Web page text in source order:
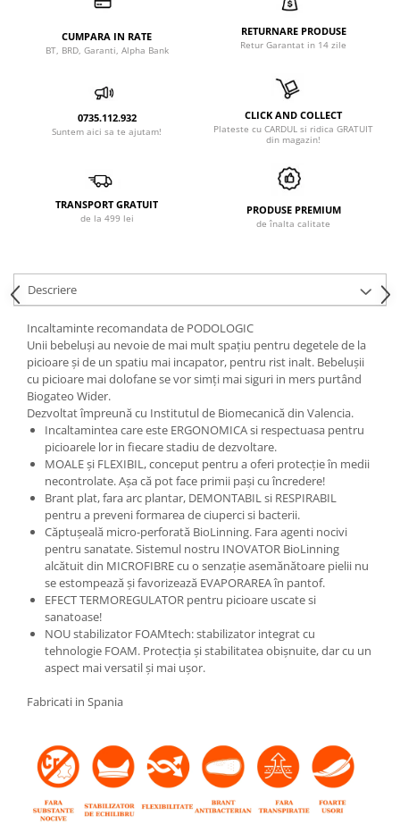
CUMPARA IN RATE
BT, BRD, Garanti, Alpha Bank
RETURNARE PRODUSE
Retur Garantat in 14 zile
0735.112.932
Suntem aici sa te ajutam!
CLICK AND COLLECT
Plateste cu CARDUL si ridica GRATUIT
din magazin!
TRANSPORT GRATUIT
de la 499 lei
PRODUSE PREMIUM
de înalta calitate
Descriere
Incaltaminte recomandata de PODOLOGIC
Unii bebeluși au nevoie de mai mult spațiu pentru degetele de la
picioare și de un spatiu mai incapator, pentru rist inalt. Bebelușii
cu picioare mai dolofane se vor simți mai siguri in mers purtând
Biogateo Wider.
Dezvoltat împreună cu Institutul de Biomecanică din Valencia.
Incaltamintea care este ERGONOMICA si respectuasa pentru
picioarele lor in fiecare stadiu de dezvoltare.
MOALE și FLEXIBIL, conceput pentru a oferi protecție în medii
necontrolate. Așa că pot face primii pași cu încredere!
Brant plat, fara arc plantar, DEMONTABIL si RESPIRABIL
pentru a preveni formarea de ciuperci si bacterii.
Căptușeală micro-perforată BioLinning. Fara agenti nocivi
pentru sanatate. Sistemul nostru INOVATOR BioLinning
alcătuit din MICROFIBRE cu o senzație asemănătoare pielii nu
se estompează și favorizează EVAPORAREA în pantof.
EFECT TERMOREGULATOR pentru picioare uscate si
sanatoase!
NOU stabilizator FOAMtech: stabilizator integrat cu
tehnologie FOAM. Protecția și stabilitatea obișnuite, dar cu un
aspect mai versatil și mai ușor.
Fabricati in Spania